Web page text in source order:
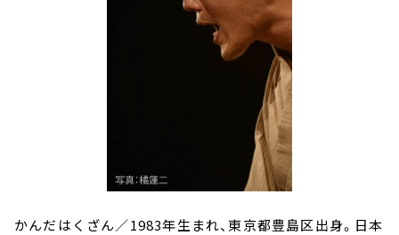
かんだはくざん／1983年生まれ、東京都豊島区出身。日本